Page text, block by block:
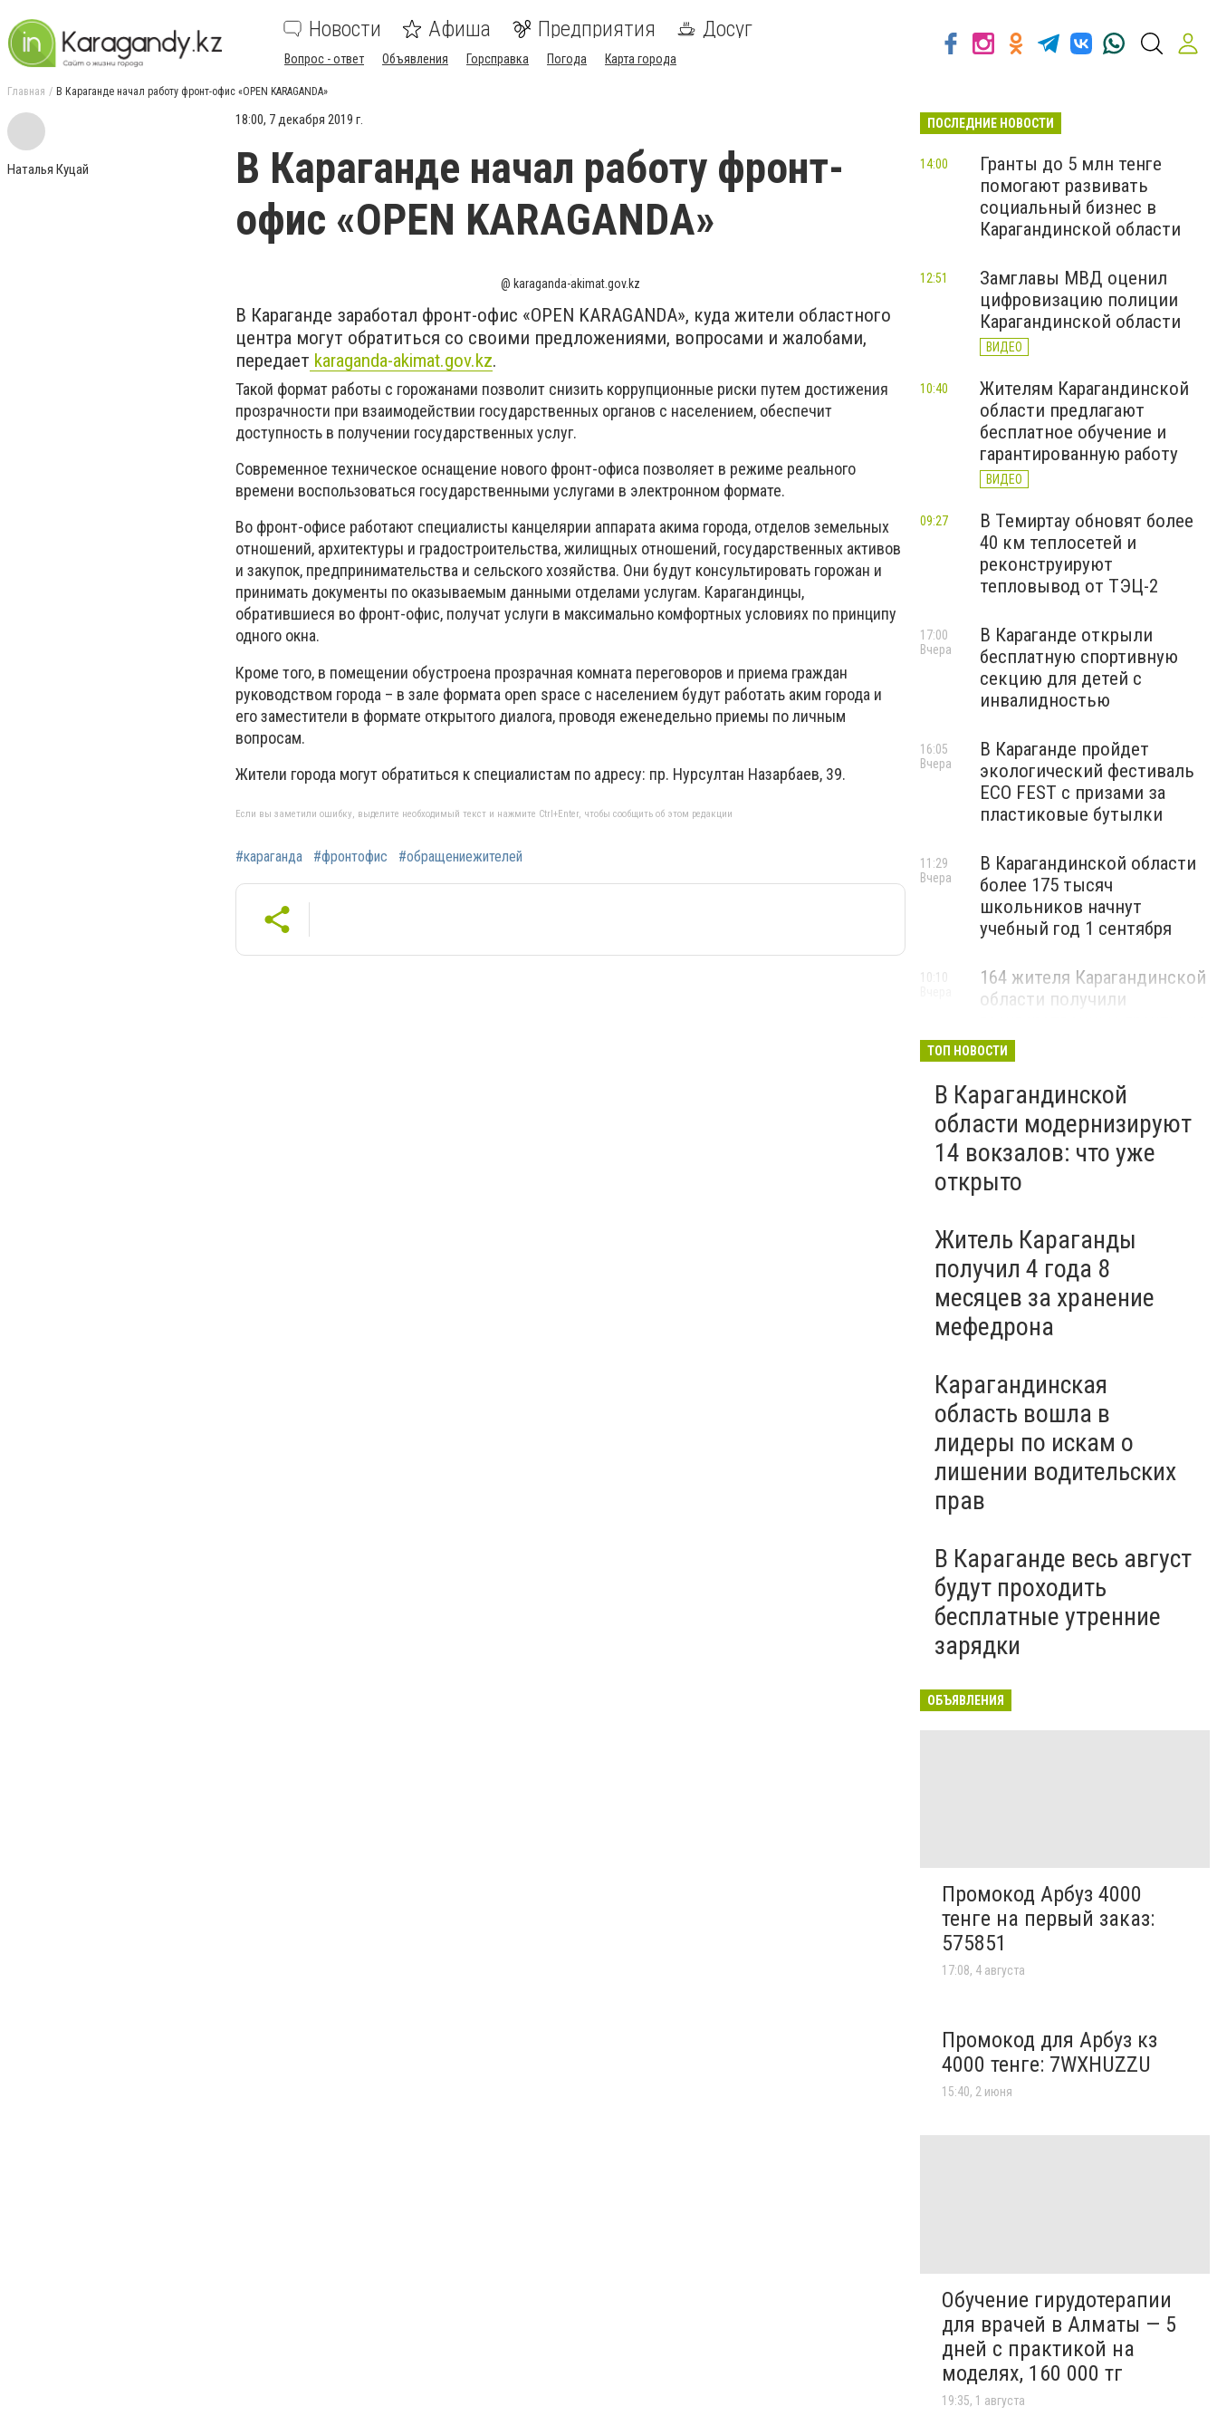
Новости Афиша Предприятия Досуг
Вопрос - ответ Объявления Горсправка Погода Карта города
Главная В Караганде начал работу фронт-офис «OPEN KARAGANDA»
Наталья Куцай
18:00, 7 декабря 2019 г.
В Караганде начал работу фронт-
офис «OPEN KARAGANDA»
@ karaganda-akimat.gov.kz
В Караганде заработал фронт-офис «OPEN KARAGANDA», куда жители областного
центра могут обратиться со своими предложениями, вопросами и жалобами,
передает karaganda-akimat.gov.kz.
Такой формат работы с горожанами позволит снизить коррупционные риски путем достижения
прозрачности при взаимодействии государственных органов с населением, обеспечит
доступность в получении государственных услуг.
Современное техническое оснащение нового фронт-офиса позволяет в режиме реального
времени воспользоваться государственными услугами в электронном формате.
Во фронт-офисе работают специалисты канцелярии аппарата акима города, отделов земельных
отношений, архитектуры и градостроительства, жилищных отношений, государственных активов
и закупок, предпринимательства и сельского хозяйства. Они будут консультировать горожан и
принимать документы по оказываемым данными отделами услугам. Карагандинцы,
обратившиеся во фронт-офис, получат услуги в максимально комфортных условиях по принципу
одного окна.
Кроме того, в помещении обустроена прозрачная комната переговоров и приема граждан
руководством города – в зале формата open space с населением будут работать аким города и
его заместители в формате открытого диалога, проводя еженедельно приемы по личным
вопросам.
Жители города могут обратиться к специалистам по адресу: пр. Нурсултан Назарбаев, 39.
Если вы заметили ошибку, выделите необходимый текст и нажмите Ctrl+Enter, чтобы сообщить об этом редакции
#караганда #фронтофис #обращениежителей
ПОСЛЕДНИЕ НОВОСТИ
Гранты до 5 млн тенге
помогают развивать
социальный бизнес в
Карагандинской области
14:00
Замглавы МВД оценил
цифровизацию полиции
Карагандинской области
ВИДЕО
12:51
Жителям Карагандинской
области предлагают
бесплатное обучение и
гарантированную работу
ВИДЕО
10:40
В Темиртау обновят более
40 км теплосетей и
реконструируют
тепловывод от ТЭЦ-2
09:27
В Караганде открыли
бесплатную спортивную
секцию для детей с
инвалидностью
17:00
Вчера
В Караганде пройдет
экологический фестиваль
ECO FEST с призами за
пластиковые бутылки
16:05
Вчера
В Карагандинской области
более 175 тысяч
школьников начнут
учебный год 1 сентября
11:29
Вчера
164 жителя Карагандинской
области получили
бизнес
10:10
ТОП НОВОСТИ
В Карагандинской
области модернизируют
14 вокзалов: что уже
открыто
Житель Караганды
получил 4 года 8
месяцев за хранение
мефедрона
Карагандинская
область вошла в
лидеры по искам о
лишении водительских
прав
В Караганде весь август
будут проходить
бесплатные утренние
зарядки
ОБЪЯВЛЕНИЯ
Промокод Арбуз 4000
тенге на первый заказ:
575851
17:08, 4 августа
Промокод для Арбуз кз
4000 тенге: 7WXHUZZU
15:40, 2 июня
Обучение гирудотерапии
для врачей в Алматы — 5
дней с практикой на
моделях, 160 000 тг
19:35, 1 августа